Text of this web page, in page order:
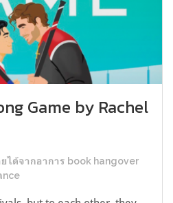
Game by Rachel
ได้จากอาการ book hangover